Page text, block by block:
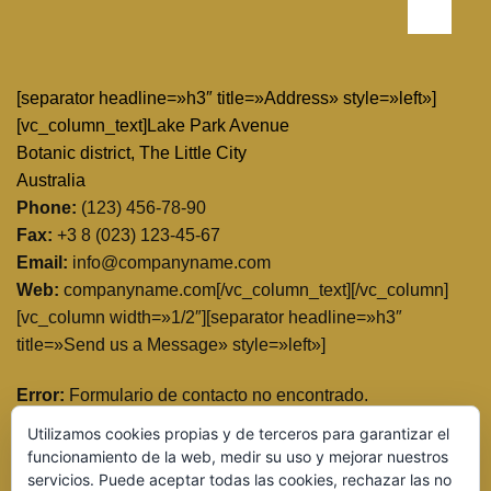
[separator headline=»h3″ title=»Address» style=»left»]
[vc_column_text]Lake Park Avenue
Botanic district, The Little City
Australia
Phone: (123) 456-78-90
Fax: +3 8 (023) 123-45-67
Email: info@companyname.com
Web: companyname.com[/vc_column_text][/vc_column]
[vc_column width=»1/2″][separator headline=»h3″
title=»Send us a Message» style=»left»]
Error: Formulario de contacto no encontrado.
[/vc_column][/vc_row]
Utilizamos cookies propias y de terceros para garantizar el
funcionamiento de la web, medir su uso y mejorar nuestros
servicios. Puede aceptar todas las cookies, rechazar las no